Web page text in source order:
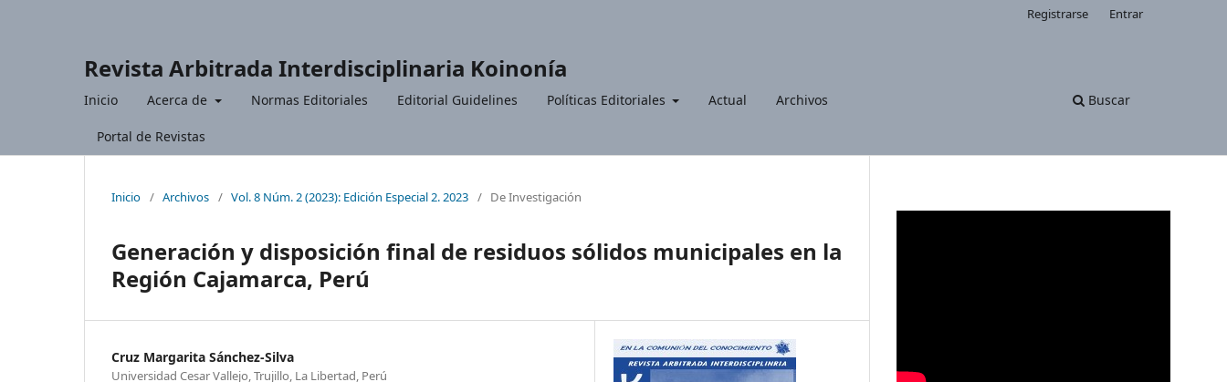
Revista Arbitrada Interdisciplinaria Koinonía
Inicio Acerca de Normas Editoriales Editorial Guidelines Políticas Editoriales Actual Archivos
Portal de Revistas
Buscar
Registrarse Entrar
Inicio / Archivos / Vol. 8 Núm. 2 (2023): Edición Especial 2. 2023 / De Investigación
Generación y disposición final de residuos sólidos municipales en la
Región Cajamarca, Perú
Cruz Margarita Sánchez-Silva
Universidad Cesar Vallejo, Trujillo, La Libertad, Perú